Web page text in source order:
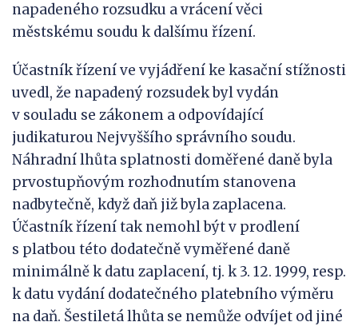
napadeného rozsudku a vrácení věci
městskému soudu k dalšímu řízení.
Účastník řízení ve vyjádření ke kasační stížnosti
uvedl, že napadený rozsudek byl vydán
v souladu se zákonem a odpovídající
judikaturou Nejvyššího správního soudu.
Náhradní lhůta splatnosti doměřené daně byla
prvostupňovým rozhodnutím stanovena
nadbytečně, když daň již byla zaplacena.
Účastník řízení tak nemohl být v prodlení
s platbou této dodatečně vyměřené daně
minimálně k datu zaplacení, tj. k 3. 12. 1999, resp.
k datu vydání dodatečného platebního výměru
na daň. Šestiletá lhůta se nemůže odvíjet od jiné